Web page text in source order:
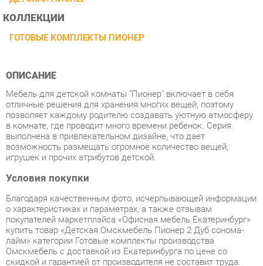
ГОТОВЫЕ КОМПЛЕКТЫ ПИОНЕР
ОПИСАНИЕ
отличные решения для хранения многих вещей, поэтому
позволяет каждому родителю создавать уютную атмосферу
в комнате, где проводит много времени ребенок. Серия
выполнена в привлекательном дизайне, что дает
возможность размещать огромное количество вещей,
игрушек и прочих атрибутов детской.
Условия покупки
Благодаря качественным фото, исчерпывающей информации
покупателей маркетплэйса «Офисная мебель Екатеринбург»
лайм» категории Готовые комплекты производства
Омскмебель с доставкой из Екатеринбурга по цене со
скидкой и гарантией от производителя не составит труда.
Мы отправляем заказы в доставку ежедневно. Товары из
ассортимента в наличии на складе в Екатеринбурге вы
получите не позднее48-ми часовс момента оформления